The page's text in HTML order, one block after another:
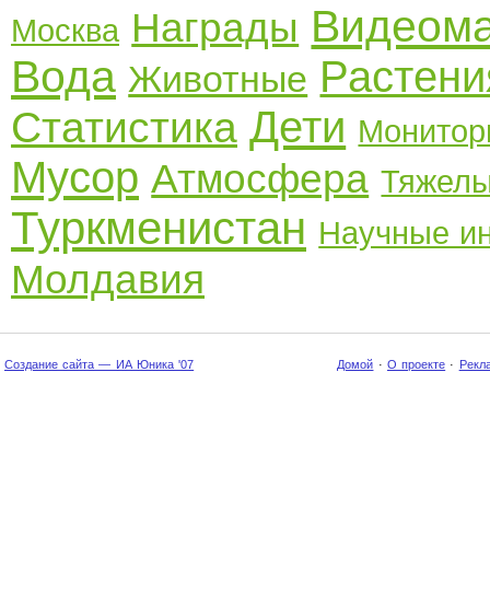
Москва Награды
Вода Животные
Статистика Дети
Мусор Атмосфера
Туркменистан Научные
Молдавия
Создание сайта — ИА Юника '07 Домой · О проекте ·